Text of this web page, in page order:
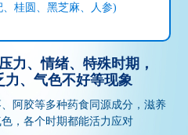
桂圆、黑芝麻、人参)
力、情绪、特殊时期，
、气色不好等现象
阿胶等多种药食同源成分，滋养
，各个时期都能活力应对